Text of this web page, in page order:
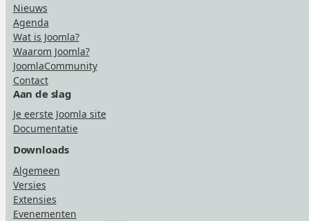
Nieuws
Agenda
Wat is Joomla?
Waarom Joomla?
JoomlaCommunity
Contact
Aan de slag
Je eerste Joomla site
Documentatie
Downloads
Algemeen
Versies
Extensies
Evenementen